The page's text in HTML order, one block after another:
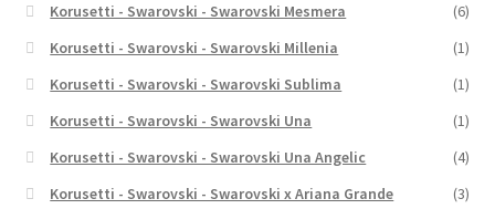
Korusetti - Swarovski - Swarovski Mesmera
(6)
Korusetti - Swarovski - Swarovski Millenia
(1)
Korusetti - Swarovski - Swarovski Sublima
(1)
Korusetti - Swarovski - Swarovski Una
(1)
Korusetti - Swarovski - Swarovski Una Angelic
(4)
Korusetti - Swarovski - Swarovski x Ariana Grande
(3)